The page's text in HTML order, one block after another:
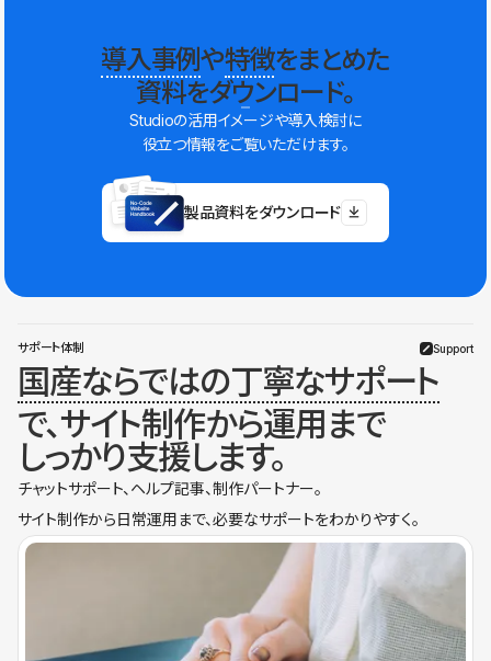
導入事例や特徴をまとめた
資料をダウンロード。
Studioの活用イメージや導入検討に
役立つ情報をご覧いただけます。
製品資料をダウンロード
サポート体制 Support
国産ならではの丁寧なサポート
で、サイト制作から運用まで
しっかり支援します。
チャットサポート、ヘルプ記事、制作パートナー。
サイト制作から日常運用まで、必要なサポートをわかりやすく。